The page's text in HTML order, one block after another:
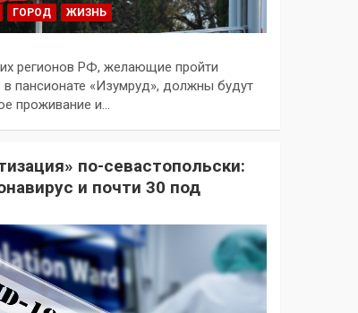
ГОРОД ЖИЗНЬ
регионов РФ, желающие пройти
пансионате «Изумруд», должны будут
проживание и…
по-севастопольски:
и почти 30 под